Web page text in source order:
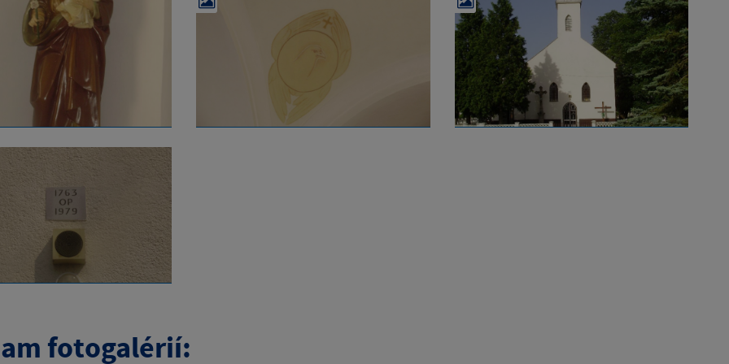
fotogalérií: